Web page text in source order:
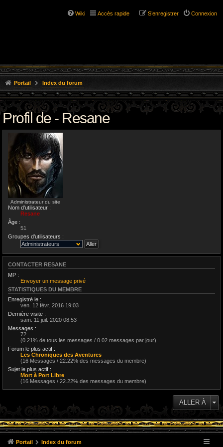
Wiki Accès rapide Connexion
S’enregistrer
Portail Index du forum
Profil de - Resane
Administrateur du site
Nom d’utilisateur :
Resane
Âge :
51
Groupes d’utilisateurs :
CONTACTER RESANE
MP :
Envoyer un message privé
STATISTIQUES DU MEMBRE
Enregistré le :
ven. 12 févr. 2016 19:03
Dernière visite :
sam. 11 juil. 2020 08:53
Messages :
72
(0.21% de tous les messages / 0.02 messages par jour)
Forum le plus actif :
Les Chroniques des Aventures
(16 Messages / 22.22% des messages du membre)
Sujet le plus actif :
Mort à Port Libre
(16 Messages / 22.22% des messages du membre)
ALLER À
Portail Index du forum